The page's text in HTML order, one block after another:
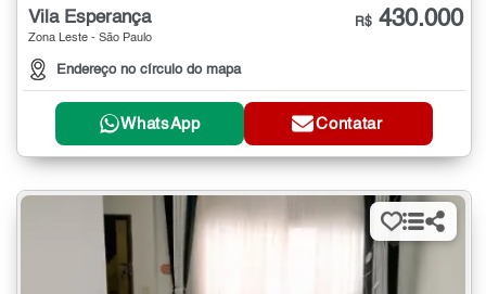
Vila Esperança
Zona Leste - São Paulo
Endereço no círculo do mapa
R$ 430.000
WhatsApp Contatar